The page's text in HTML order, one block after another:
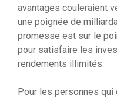
avantages couleraient
une poignée de
promesse est sur le
pour satisfaire les
rendements illimités.
Pour les personnes qui